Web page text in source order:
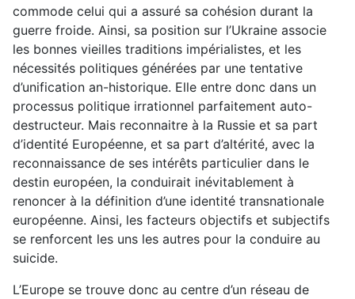
commode celui qui a assuré sa cohésion durant la
guerre froide. Ainsi, sa position sur l’Ukraine associe
les bonnes vieilles traditions impérialistes, et les
nécessités politiques générées par une tentative
d’unification an-historique. Elle entre donc dans un
processus politique irrationnel parfaitement auto-
destructeur. Mais reconnaitre à la Russie et sa part
d’identité Européenne, et sa part d’altérité, avec la
reconnaissance de ses intérêts particulier dans le
destin européen, la conduirait inévitablement à
renoncer à la définition d’une identité transnationale
européenne. Ainsi, les facteurs objectifs et subjectifs
se renforcent les uns les autres pour la conduire au
suicide.
L’Europe se trouve donc au centre d’un réseau de